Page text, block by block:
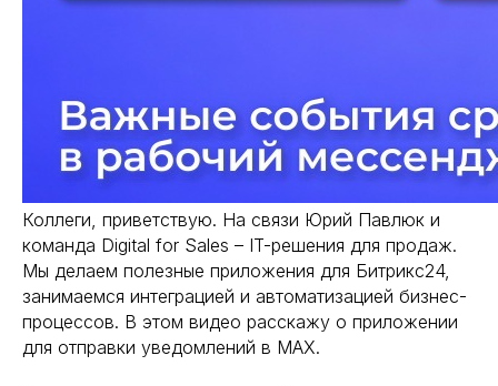
Коллеги, приветствую. На связи Юрий Павлюк и
команда Digital for Sales – IT-решения для продаж.
Мы делаем полезные приложения для Битрикс24,
занимаемся интеграцией и автоматизацией бизнес-
процессов. В этом видео расскажу о приложении
для отправки уведомлений в MAX.